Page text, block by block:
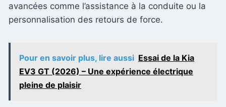
avancées comme l’assistance à la conduite ou la
personnalisation des retours de force.
Pour en savoir plus, lire aussi Essai de la Kia
EV3 GT (2026) – Une expérience électrique
pleine de plaisir